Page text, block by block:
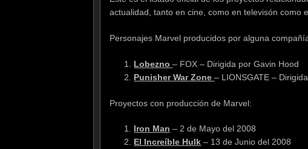
actualidad, tanto en cine, como en televisón como
Personajes Marvel producidos por alguna
Lobezno– FOX – Dirigida por Gavin Hood
Punisher War Zone– LIONSGATE –
Proyectos con producción de Marvel:
Iron Man – 2 de Mayo del 2008
El Increíble Hulk – 13 de Junio del 2008